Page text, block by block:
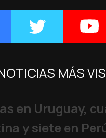
MÁS
en Uruguay,
y siete en